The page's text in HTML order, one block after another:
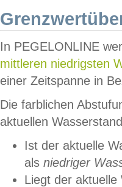
In PEGELONLINE
mittleren niedrigsten
einer Zeitspanne in
Die farblichen
aktuellen
Ist der aktuelle
als niedriger
Liegt der